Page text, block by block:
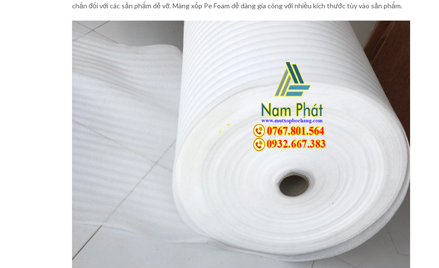
chấn đối với các sản phẩm dễ vỡ. Màng xốp Pe Foam dễ dàng gia công với nhiều kích thước tùy vào sản phẩm.